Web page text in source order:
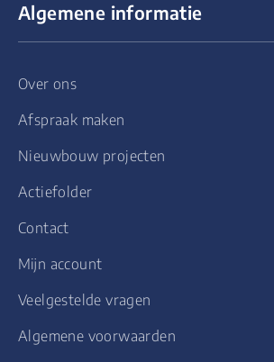
Algemene informatie
Over ons
Afspraak maken
Nieuwbouw projecten
Actiefolder
Contact
Mijn account
Veelgestelde vragen
Algemene voorwaarden